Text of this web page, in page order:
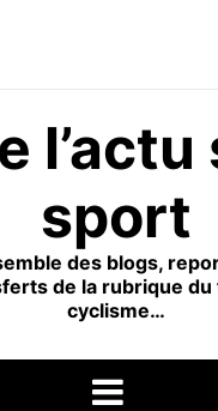
l’actu
sport
des blogs,
de la rubrique du
cyclisme…